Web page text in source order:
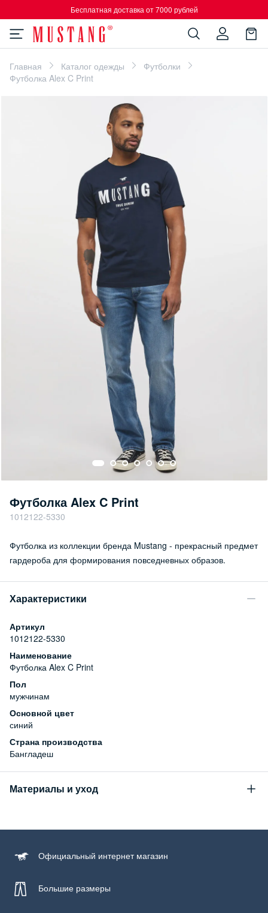
Бесплатная доставка от 7000 рублей
Главная Каталог одежды
Футболки
Футболка Alex C Print
Футболка Alex C Print
1012122-5330
Футболка из коллекции бренда Mustang - прекрасный предмет
гардероба для формирования повседневных образов.
Характеристики
Артикул
1012122-5330
Наименование
Футболка Alex C Print
Пол
мужчинам
Основной цвет
синий
Страна производства
Бангладеш
Материалы и уход
100% хлопок
Официальный интернет магазин
Большие размеры